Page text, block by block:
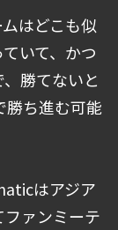
はどこも似
いて、かつ
勝てないと
勝ち進む可能
はアジア
ァンミーテ